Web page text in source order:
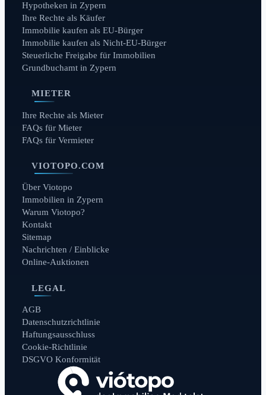
Hypotheken in Zypern
Ihre Rechte als Käufer
Immobilie kaufen als EU-Bürger
Immobilie kaufen als Nicht-EU-Bürger
Steuerliche Freigabe für Immobilien
Grundbuchamt in Zypern
MIETER
Ihre Rechte als Mieter
FAQs für Mieter
FAQs für Vermieter
VIOTOPO.COM
Über Viotopo
Immobilien in Zypern
Warum Viotopo?
Kontakt
Sitemap
Nachrichten / Einblicke
Online-Auktionen
LEGAL
AGB
Datenschutzrichtlinie
Haftungsausschluss
Cookie-Richtlinie
DSGVO Konformität